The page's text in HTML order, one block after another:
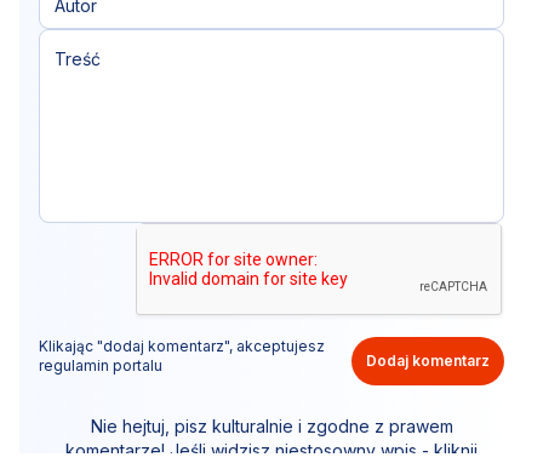
Klikając "dodaj komentarz", akceptujesz
regulamin portalu
Dodaj komentarz
Nie hejtuj, pisz kulturalnie i zgodne z prawem
komentarze! Jeśli widzisz niestosowny wpis - kliknij